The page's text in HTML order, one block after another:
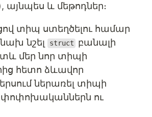
այնպես և մեթոդներ։
տիպ ստեղծելու համար
նշել
struct
բանալի
մեր նոր տիպի
հետո ձևավոր
ներառել տիպի
ու